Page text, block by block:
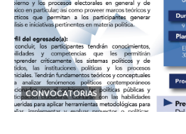
CONVOCATORIAS